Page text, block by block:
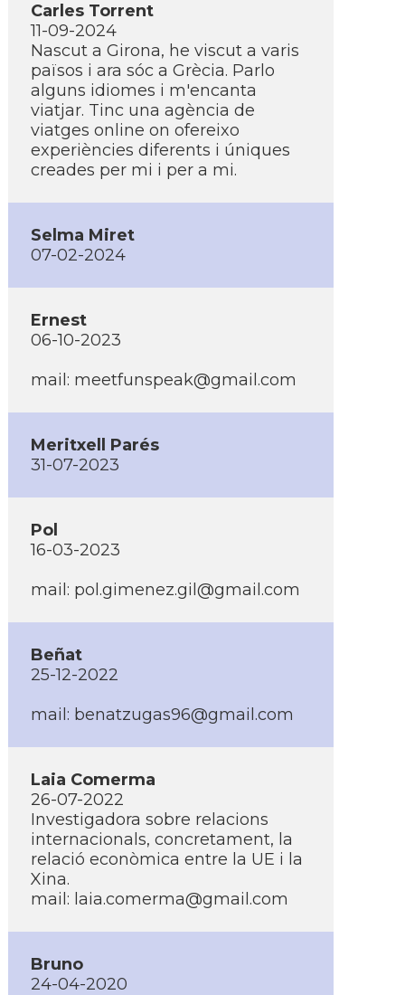
Carles Torrent
11-09-2024
Nascut a Girona, he viscut a varis
països i ara sóc a Grècia. Parlo
alguns idiomes i m'encanta
viatjar. Tinc una agència de
viatges online on ofereixo
experiències diferents i úniques
creades per mi i per a mi.
Selma Miret
07-02-2024
Ernest
06-10-2023
mail: meetfunspeak@gmail.com
Meritxell Parés
31-07-2023
Pol
16-03-2023
mail: pol.gimenez.gil@gmail.com
Beñat
25-12-2022
mail: benatzugas96@gmail.com
Laia Comerma
26-07-2022
Investigadora sobre relacions
internacionals, concretament, la
relació econòmica entre la UE i la
Xina.
mail: laia.comerma@gmail.com
Bruno
24-04-2020